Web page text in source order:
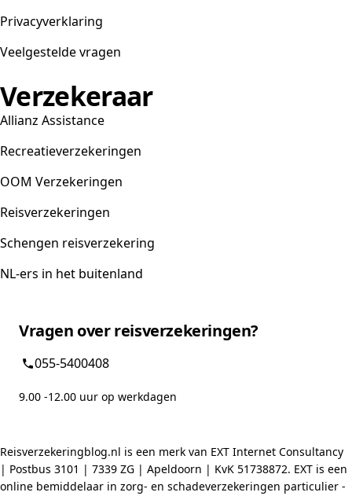
Privacyverklaring
Veelgestelde vragen
Verzekeraar
Allianz Assistance
Recreatieverzekeringen
OOM Verzekeringen
Reisverzekeringen
Schengen reisverzekering
NL-ers in het buitenland
Vragen over reisverzekeringen?
055-5400408
9.00 -12.00 uur op werkdagen
Reisverzekeringblog.nl is een merk van EXT Internet Consultancy
| Postbus 3101 | 7339 ZG | Apeldoorn | KvK 51738872. EXT is een
online bemiddelaar in zorg- en schadeverzekeringen particulier -